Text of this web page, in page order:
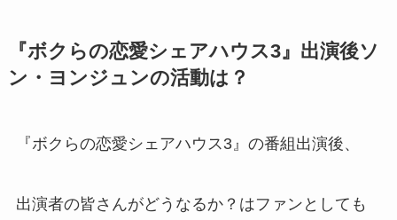
『ボクらの恋愛シェアハウス3』出演後ソ
ン・ヨンジュンの活動は？
『ボクらの恋愛シェアハウス3』の番組出演後、
出演者の皆さんがどうなるか？はファンとしても